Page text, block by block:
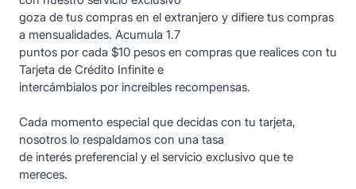
goza de tus compras en el extranjero y difiere tus compras
a mensualidades. Acumula 1.7
puntos por cada $10 pesos en compras que realices con tu
Tarjeta de Crédito Infinite e
intercámbialos por increíbles recompensas.
Cada momento especial que decidas con tu tarjeta,
nosotros lo respaldamos con una tasa
de interés preferencial y el servicio exclusivo que te
mereces.